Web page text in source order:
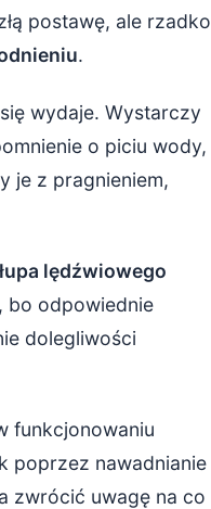
postawę, ale rzadko
.
wydaje. Wystarczy
o piciu wody,
je z pragnieniem,
lędźwiowego
bo odpowiednie
dolegliwości
funkcjonowaniu
poprzez nawadnianie
zwrócić uwagę na co